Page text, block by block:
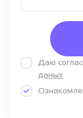
Даю
даных